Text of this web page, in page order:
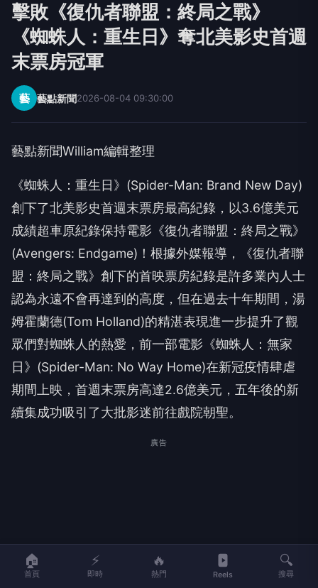
擊敗《復仇者聯盟：終局之戰》
《蜘蛛人：重生日》奪北美影史首週
末票房冠軍
藝 藝點新聞2026-08-04 09:30:00
藝點新聞William編輯整理
《蜘蛛人：重生日》(Spider-Man: Brand New Day)
創下了北美影史首週末票房最高紀錄，以3.6億美元
成績超車原紀錄保持電影《復仇者聯盟：終局之戰》
(Avengers: Endgame)！根據外媒報導，《復仇者聯
盟：終局之戰》創下的首映票房紀錄是許多業內人士
認為永遠不會再達到的高度，但在過去十年期間，湯
姆霍蘭德(Tom Holland)的精湛表現進一步提升了觀
眾們對蜘蛛人的熱愛，前一部電影《蜘蛛人：無家
日》(Spider-Man: No Way Home)在新冠疫情肆虐
期間上映，首週末票房高達2.6億美元，五年後的新
續集成功吸引了大批影迷前往戲院朝聖。
廣告
🏠
首頁
⚡
即時
🔥
熱門 Reels
🔍
搜尋